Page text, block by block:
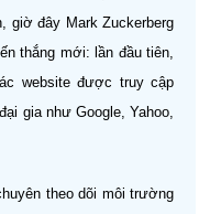
giờ đây Mark Zuckerberg
thắng mới: lần đầu tiên,
website được truy cập
gia như Google, Yahoo,
theo dõi môi trường